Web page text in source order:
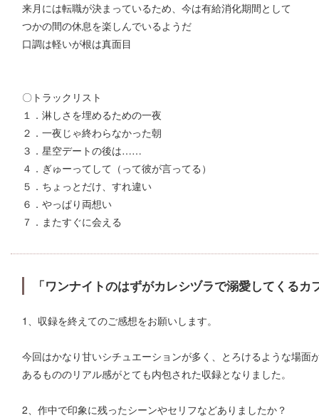
来月には転職が決まっているため、今は有給消化期間として
つかの間の休息を楽しんでいるようだ
口調は軽いが根は真面目
〇トラックリスト
１．淋しさを埋めるための一夜
２．一夜じゃ終わらなかった朝
３．星空デートの後は……
４．ぎゅーってして（って彼が言ってる）
５．ちょっとだけ、すれ違い
６．やっぱり両想い
７．またすぐに会える
「ワンナイトのはずがカレシヅラで溺愛してくる
1、収録を終えてのご感想をお願いします。
今回はかなり甘いシチュエーションが多く、とろけるような場面
あるもののリアル感がとても内包された収録となりました。
2、作中で印象に残ったシーンやセリフなどありましたか？